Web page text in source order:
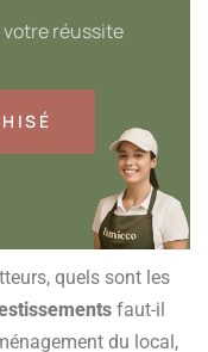
réussite
quels sont les
faut-il
du local,